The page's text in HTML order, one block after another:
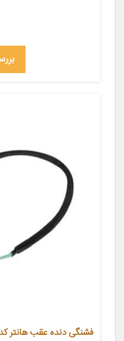
فشنگی دنده عقب هانتر کد 410796 مناسب برای